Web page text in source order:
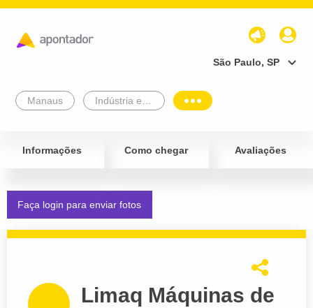
São Paulo, SP
Manaus
Informações Como chegar Avaliações
Faça login para enviar fotos
Limaq Máquinas de